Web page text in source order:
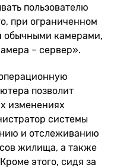
пользователю
при ограниченном
обычными камерами,
– сервер».
позволит
изменениях
системы
и отслеживанию
жилища, а также
этого, сидя за